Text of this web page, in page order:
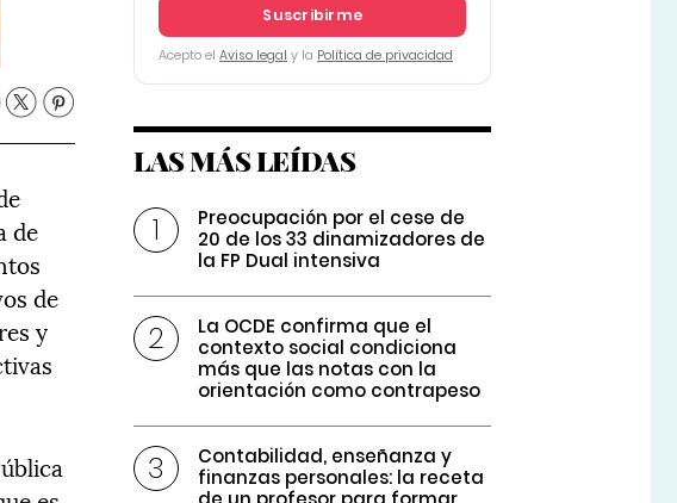
de
de
y
Suscribirme
Acepto el Aviso legal y la Política de privacidad
LAS MÁS LEÍDAS
Preocupación por el cese de
20 de los 33 dinamizadores de
la FP Dual intensiva
La OCDE confirma que el
contexto social condiciona
más que las notas con la
orientación como contrapeso
Contabilidad, enseñanza y
finanzas personales: la receta